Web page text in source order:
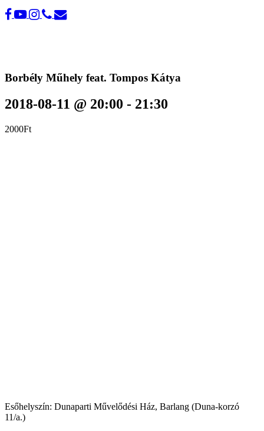
Borbély Műhely feat. Tompos Kátya
2018-08-11 @ 20:00 - 21:30
2000Ft
Esőhelyszín: Dunaparti Művelődési Ház, Barlang (Duna-korzó
11/a.)